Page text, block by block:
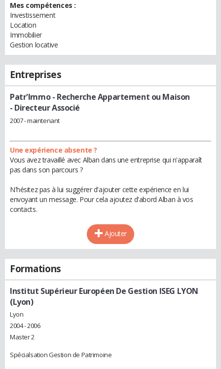
Mes compétences :
Investissement
Location
Immobilier
Gestion locative
Entreprises
Patr'Immo - Recherche Appartement ou Maison
- Directeur Associé
2007 - maintenant
Une expérience absente ?
Vous avez travaillé avec Alban dans une entreprise qui n'apparaît
pas dans son parcours ?
N'hésitez pas à lui suggérer d'ajouter cette expérience en lui
envoyant un message. Pour cela ajoutez d'abord Alban à vos
contacts.
Ajouter
Formations
Institut Supérieur Européen De Gestion ISEG LYON
(Lyon)
Lyon
2004 - 2006
Master 2
Spécialsation Gestion de Patrimoine